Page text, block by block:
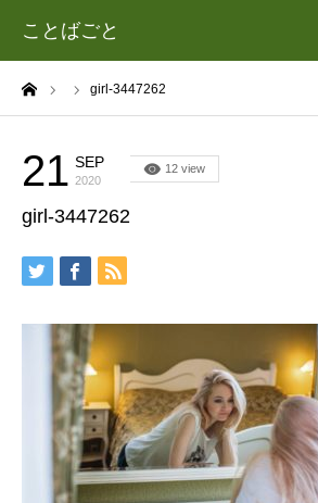
ことばごと
girl-3447262
21 SEP
2020
12 view
girl-3447262
ホーム
カテゴリー
遊場志善（あそば よしゆき）について